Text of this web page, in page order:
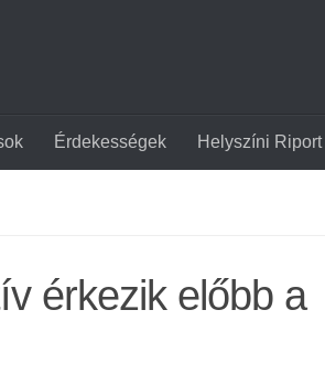
Érdekességek Helyszíni Riport
érkezik előbb a